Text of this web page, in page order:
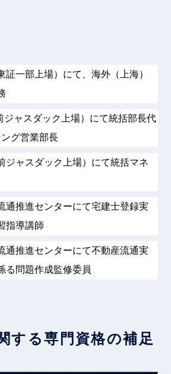
証一部上場）にて、海外（上海）
ジャスダック上場）にて統括部長代
グ営業部長
ジャスダック上場）にて統括マネ
通推進センターにて宅建士登録実
指導講師
通推進センターにて不動産流通実
る問題作成監修委員
する専門資格の補足